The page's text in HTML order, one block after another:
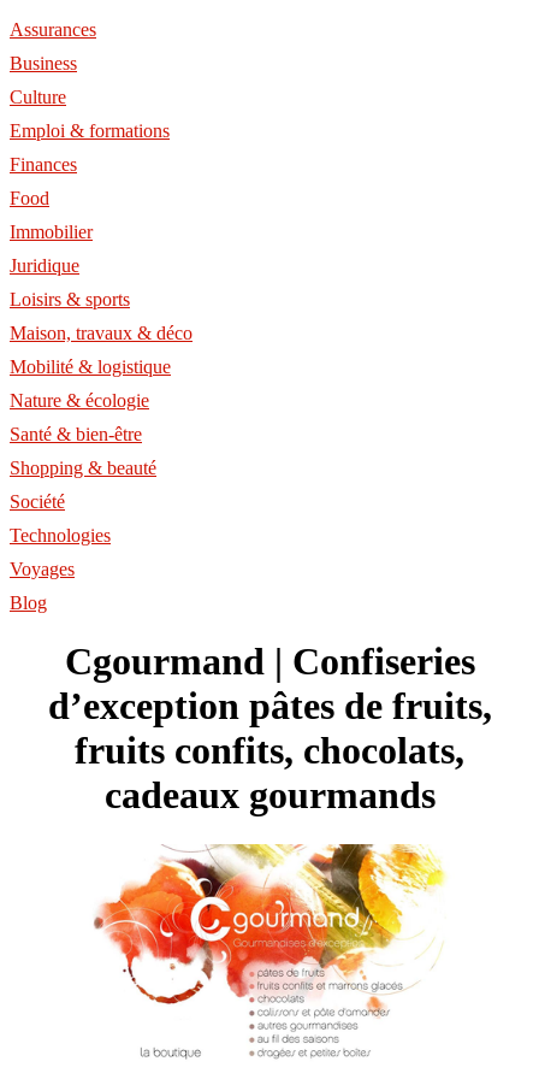
Assurances
Business
Culture
Emploi & formations
Finances
Food
Immobilier
Juridique
Loisirs & sports
Maison, travaux & déco
Mobilité & logistique
Nature & écologie
Santé & bien-être
Shopping & beauté
Société
Technologies
Voyages
Blog
Cgourmand | Confiseries
d’exception pâtes de fruits,
fruits confits, chocolats,
cadeaux gourmands